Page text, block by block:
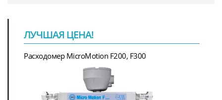
ЛУЧШАЯ ЦЕНА!
Расходомер MicroMotion F200, F300